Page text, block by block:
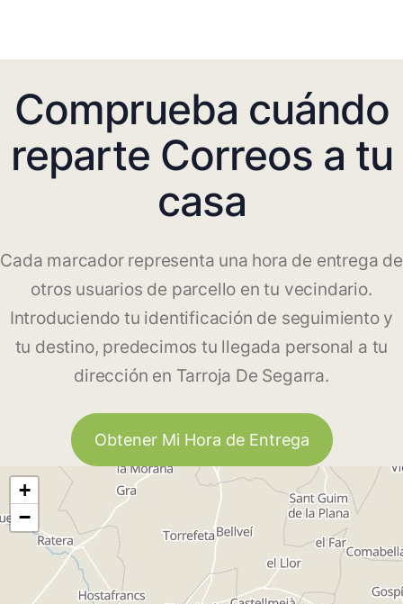
Comprueba cuándo
reparte Correos a tu
casa
Cada marcador representa una hora de entrega de
otros usuarios de parcello en tu vecindario.
Introduciendo tu identificación de seguimiento y
tu destino, predecimos tu llegada personal a tu
dirección en Tarroja De Segarra.
Obtener Mi Hora de Entrega
+
−